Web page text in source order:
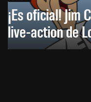
¡Es oficial! Jim
live-action de